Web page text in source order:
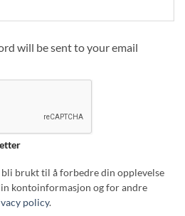
will be sent to your email
brukt til å forbedre din opplevelse
kontoinformasjon og for andre
policy.